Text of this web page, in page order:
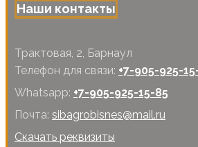
Наши контакты
Трактовая, 2, Барнаул
Телефон для связи: +7-905-925-
Whatsapp: +7-905-925-15-85
Почта: sibagrobisnes@mail.ru
Скачать реквизиты